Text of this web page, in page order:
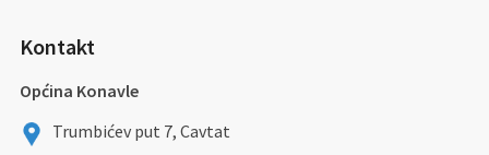
Kontakt
Općina Konavle
Trumbićev put 7, Cavtat